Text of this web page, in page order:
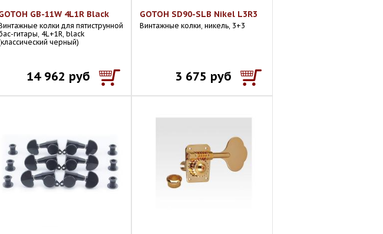
GB-11W 4L1R Black
колки для пятиструнной
гитары, 4L+1R, black
черный)
14 962 руб
GOTOH SD90-SLB Nikel L3R3
Винтажные колки, никель, 3+3
3 675 руб